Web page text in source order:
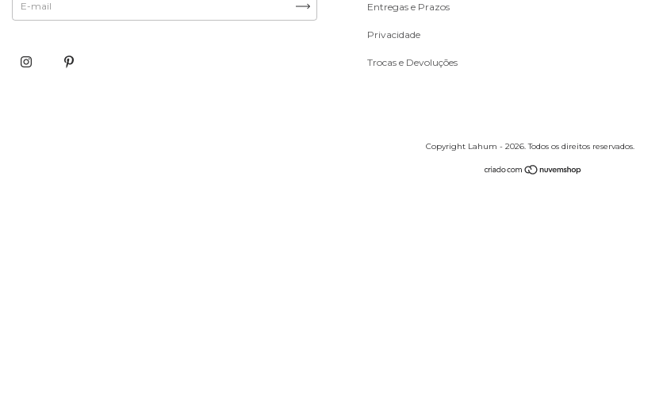
Entregas e Prazos
Privacidade
Trocas e Devoluções
Copyright Lahum - 2026. Todos os direitos reservados.